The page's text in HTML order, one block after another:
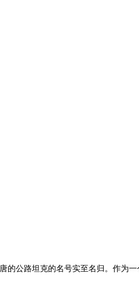
的公路坦克的名号实至名归。作为